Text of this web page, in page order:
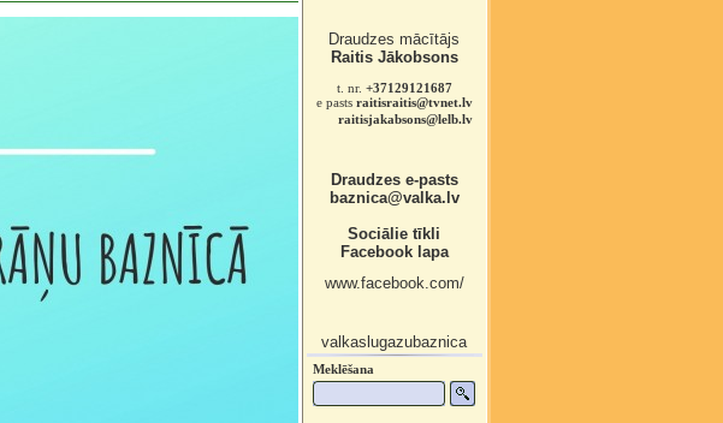
Draudzes mācītājs
Raitis Jākobsons
t. nr. +37129121687
e pasts raitisraitis@tvnet.lv
raitisjakabsons@lelb.lv
Draudzes e-pasts
baznica@valka.lv
Sociālie tīkli
Facebook lapa
www.facebook.com/
valkaslugazubaznica
Meklēšana